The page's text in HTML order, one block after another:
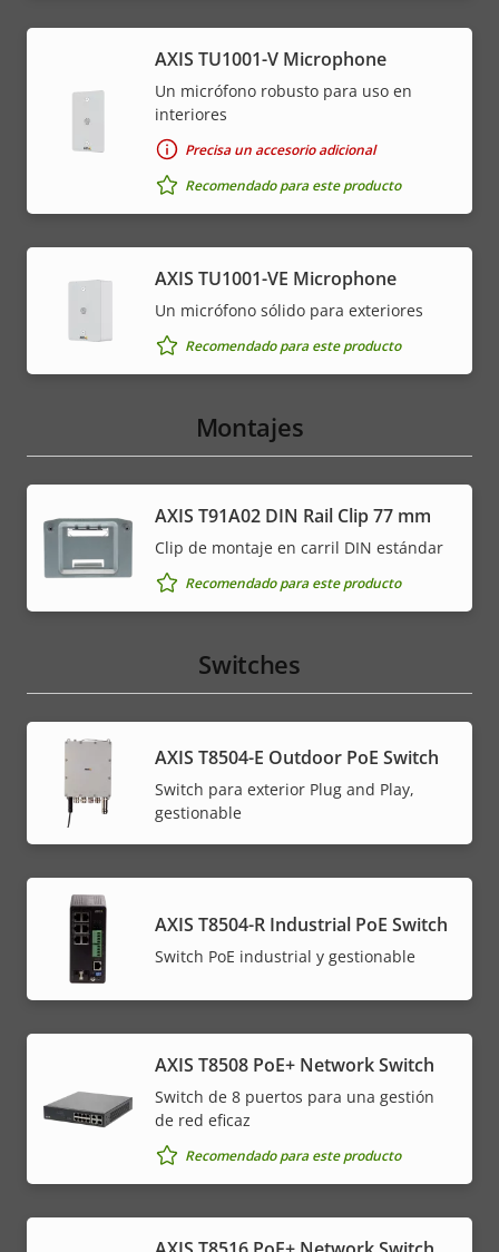
AXIS TU1001-V Microphone
Un micrófono robusto para uso en
interiores
Precisa un accesorio adicional
Recomendado para este producto
AXIS TU1001-VE Microphone
Un micrófono sólido para exteriores
Recomendado para este producto
Montajes
AXIS T91A02 DIN Rail Clip 77 mm
Clip de montaje en carril DIN estándar
Recomendado para este producto
Switches
AXIS T8504-E Outdoor PoE Switch
Switch para exterior Plug and Play,
gestionable
AXIS T8504-R Industrial PoE Switch
Switch PoE industrial y gestionable
AXIS T8508 PoE+ Network Switch
Switch de 8 puertos para una gestión
de red eficaz
Recomendado para este producto